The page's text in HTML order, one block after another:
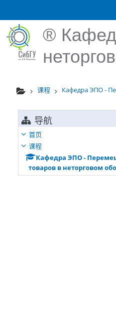
®
课程 Кафедра ЭПО -
导航
首页
课程
Кафедра ЭПО -
товаров в неторговом